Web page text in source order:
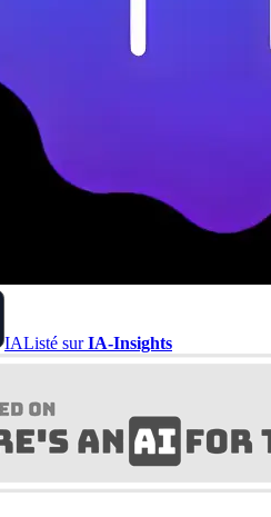
IAListé surIA-Insights